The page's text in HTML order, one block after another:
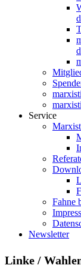
Service
Fahne
Newsletter
Linke /